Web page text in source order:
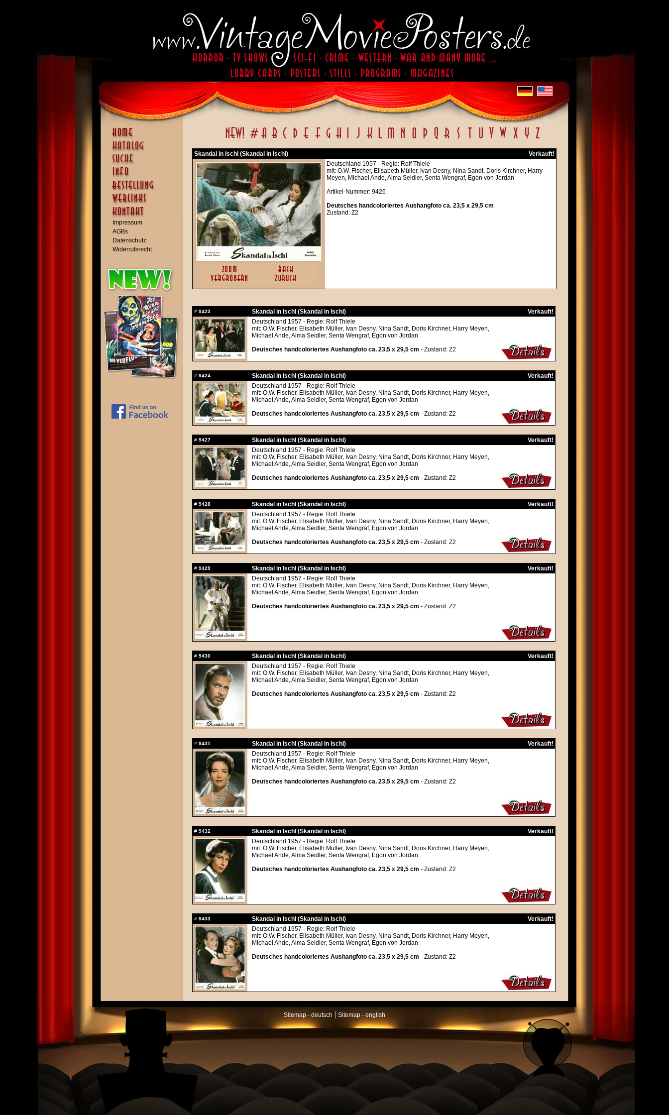
Impressum
AGBs
Datenschutz
Widerrufsrecht
Skandal in Ischl (Skandal in Ischl)
Verkauft!
Deutschland 1957 - Regie: Rolf Thiele
mit: O.W. Fischer, Elisabeth Müller, Ivan Desny, Nina Sandt, Doris Kirchner, Harry
Meyen, Michael Ande, Alma Seidler, Senta Wengraf, Egon von Jordan
Artikel-Nummer: 9426
Deutsches handcoloriertes Aushangfoto ca. 23,5 x 29,5 cm
Zustand: Z2
# 9423 Skandal in Ischl (Skandal in Ischl)
Verkauft!
Deutschland 1957 - Regie: Rolf Thiele
mit: O.W. Fischer, Elisabeth Müller, Ivan Desny, Nina Sandt, Doris Kirchner, Harry Meyen,
Michael Ande, Alma Seidler, Senta Wengraf, Egon von Jordan
Deutsches handcoloriertes Aushangfoto ca. 23,5 x 29,5 cm - Zustand: Z2
# 9424 Skandal in Ischl (Skandal in Ischl)
Verkauft!
Deutschland 1957 - Regie: Rolf Thiele
mit: O.W. Fischer, Elisabeth Müller, Ivan Desny, Nina Sandt, Doris Kirchner, Harry Meyen,
Michael Ande, Alma Seidler, Senta Wengraf, Egon von Jordan
Deutsches handcoloriertes Aushangfoto ca. 23,5 x 29,5 cm - Zustand: Z2
# 9427 Skandal in Ischl (Skandal in Ischl)
Verkauft!
Deutschland 1957 - Regie: Rolf Thiele
mit: O.W. Fischer, Elisabeth Müller, Ivan Desny, Nina Sandt, Doris Kirchner, Harry Meyen,
Michael Ande, Alma Seidler, Senta Wengraf, Egon von Jordan
Deutsches handcoloriertes Aushangfoto ca. 23,5 x 29,5 cm - Zustand: Z2
# 9428 Skandal in Ischl (Skandal in Ischl)
Verkauft!
Deutschland 1957 - Regie: Rolf Thiele
mit: O.W. Fischer, Elisabeth Müller, Ivan Desny, Nina Sandt, Doris Kirchner, Harry Meyen,
Michael Ande, Alma Seidler, Senta Wengraf, Egon von Jordan
Deutsches handcoloriertes Aushangfoto ca. 23,5 x 29,5 cm - Zustand: Z2
# 9429 Skandal in Ischl (Skandal in Ischl)
Verkauft!
Deutschland 1957 - Regie: Rolf Thiele
mit: O.W. Fischer, Elisabeth Müller, Ivan Desny, Nina Sandt, Doris Kirchner, Harry Meyen,
Michael Ande, Alma Seidler, Senta Wengraf, Egon von Jordan
Deutsches handcoloriertes Aushangfoto ca. 23,5 x 29,5 cm - Zustand: Z2
# 9430 Skandal in Ischl (Skandal in Ischl)
Verkauft!
Deutschland 1957 - Regie: Rolf Thiele
mit: O.W. Fischer, Elisabeth Müller, Ivan Desny, Nina Sandt, Doris Kirchner, Harry Meyen,
Michael Ande, Alma Seidler, Senta Wengraf, Egon von Jordan
Deutsches handcoloriertes Aushangfoto ca. 23,5 x 29,5 cm - Zustand: Z2
# 9431 Skandal in Ischl (Skandal in Ischl)
Verkauft!
Deutschland 1957 - Regie: Rolf Thiele
mit: O.W. Fischer, Elisabeth Müller, Ivan Desny, Nina Sandt, Doris Kirchner, Harry Meyen,
Michael Ande, Alma Seidler, Senta Wengraf, Egon von Jordan
Deutsches handcoloriertes Aushangfoto ca. 23,5 x 29,5 cm - Zustand: Z2
# 9432 Skandal in Ischl (Skandal in Ischl)
Verkauft!
Deutschland 1957 - Regie: Rolf Thiele
mit: O.W. Fischer, Elisabeth Müller, Ivan Desny, Nina Sandt, Doris Kirchner, Harry Meyen,
Michael Ande, Alma Seidler, Senta Wengraf, Egon von Jordan
Deutsches handcoloriertes Aushangfoto ca. 23,5 x 29,5 cm - Zustand: Z2
# 9433 Skandal in Ischl (Skandal in Ischl)
Verkauft!
Deutschland 1957 - Regie: Rolf Thiele
mit: O.W. Fischer, Elisabeth Müller, Ivan Desny, Nina Sandt, Doris Kirchner, Harry Meyen,
Michael Ande, Alma Seidler, Senta Wengraf, Egon von Jordan
Deutsches handcoloriertes Aushangfoto ca. 23,5 x 29,5 cm - Zustand: Z2
Sitemap - deutsch | Sitemap - english